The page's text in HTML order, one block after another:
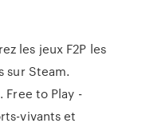
les jeux F2P les
sur Steam.
to Play -
vivants et